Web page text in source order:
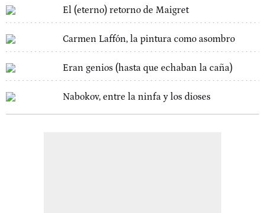
El (eterno) retorno de Maigret
Carmen Laffón, la pintura como asombro
Eran genios (hasta que echaban la caña)
Nabokov, entre la ninfa y los dioses